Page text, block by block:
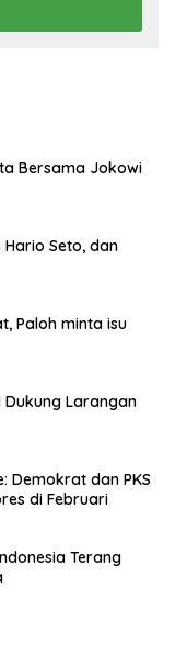
Bersama Jokowi
Hario Seto, dan
Paloh minta isu
Dukung Larangan
Demokrat dan PKS
di Februari
Terang